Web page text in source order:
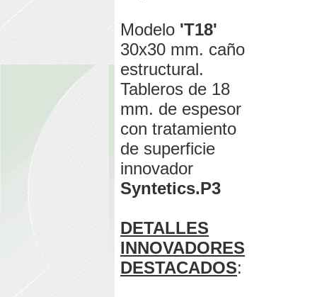
Modelo 'T18'
30x30 mm. caño
estructural.
Tableros de 18
mm. de espesor
con tratamiento
de superficie
innovador
Syntetics.P3
DETALLES
INNOVADORES
DESTACADOS: